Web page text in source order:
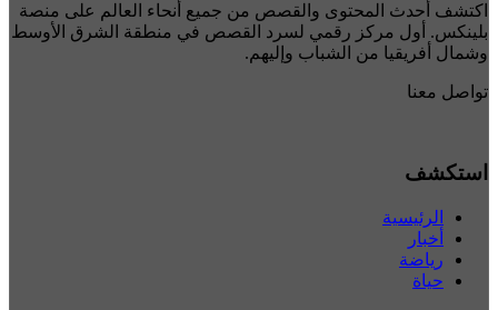
اكتشف أحدث المحتوى والقصص من جميع أنحاء العالم على منصة
بلينكس. أول مركز رقمي لسرد القصص في منطقة الشرق الأوسط
وشمال أفريقيا من الشباب وإليهم.
تواصل معنا
استكشف
الرئيسية
أخبار
رياضة
حياة